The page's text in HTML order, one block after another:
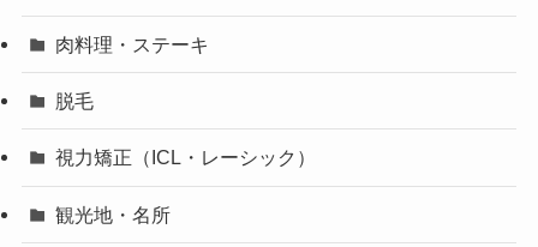
肉料理・ステーキ
脱毛
視力矯正（ICL・レーシック）
観光地・名所